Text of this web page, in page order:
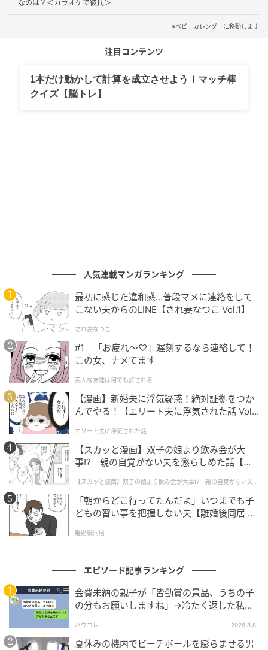
勝手な態度にいい印象を持っていなかった他の同僚た
ちも、次々に結婚式の欠席を申し出る事態になったの
それを聞いたAは真っ青に。さすがにまずいと思った
のか、「いや、来なくていいのはあいつだけだか
僕たちは戸惑いながらも、職場でのAの日常的な嫌がら
せや、僕への「結婚式への出席拒否」の件をありのま
まに話しました。実は婚約者の女性も、以前から社内
でAの評判が良くないことを耳にしており、密かに不安
を抱いていたそう。
ショックを受けた婚約者は、Aに事実確認を求めたそ
う。そして、後日、僕や事情を知る同期にも話を聞く
場が設けられました。婚約者から職場での身勝手な振
る舞いについて問い詰められると、Aは言い逃れができ
なくなり、僕への嫉妬と嫌がらせを認めました。
事の重大さを重く受け止めた婚約者は、「今すぐ心を
入れ替えて態度を改めないなら、この結婚は白紙に戻
します」と、Aに厳しい条件を突きつけたのです。
猛省したAと結末
省したよう。後日、Aは僕に向き直り、これまでの嫉妬
からくる態度を謝罪してくれました。僕自身も、嫌な
ことを言われたときにその場で自分の意見をはっきり
伝えず、うやむやにして事態を悪化させてしまった点
を反省し、Aの謝罪を受け入れることにしました。
なのは？＜カラオケで彼氏＞
※ベビーカレンダーに移動します
注目コンテンツ
1本だけ動かして計算を成立させよう！マッチ棒
クイズ【脳トレ】
人気連載マンガランキング
最初に感じた違和感…普段マメに連絡をして
こない夫からのLINE【され妻なつこ Vol.1】
され妻なつこ
#1 「お疲れ〜♡」遅刻するなら連絡して！
この女、ナメてます
美人な友達は何でも許される
【漫画】新婚夫に浮気疑惑！絶対証拠をつか
んでやる！【エリート夫に浮気された話 Vol.
エリート夫に浮気された話
【スカッと漫画】双子の娘より飲み会が大
事!? 親の自覚がない夫を懲らしめた話【第1
【スカッと漫画】双子の娘より飲み会が大事!? 親の自覚がない夫を
懲らしめた話
「朝からどこ行ってたんだよ」いつまでも子
どもの習い事を把握しない夫【離婚後同居 Vo
離婚後同居
エピソード記事ランキング
会費未納の親子が「皆勤賞の景品、うちの子
の分もお願いしますね」→冷たく返した私が
ハウコレ 2026.8.8
夏休みの機内でビーチボールを膨らませる男